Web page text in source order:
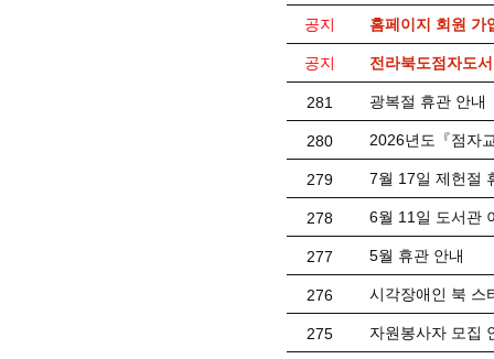
공지 홈페이지 회원 가
공지 전라북도점자도
281 광복절 휴관 안내
280 2026년도『점자
279 7월 17일 제헌절
278 6월 11일 도서관
277 5월 휴관 안내
276 시각장애인 북 스
275 자원봉사자 모집